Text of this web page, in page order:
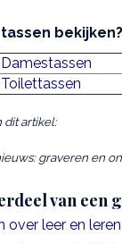
bekijken?
dit artikel:
graveren en
van een
over leer en